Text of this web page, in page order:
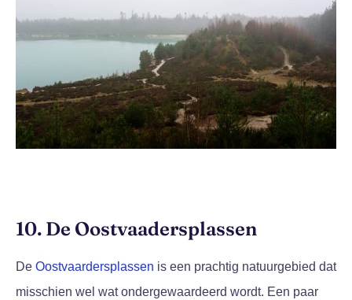
10. De Oostvaadersplassen
De Oostvaardersplassen is een prachtig natuurgebied dat
misschien wel wat ondergewaardeerd wordt. Een paar